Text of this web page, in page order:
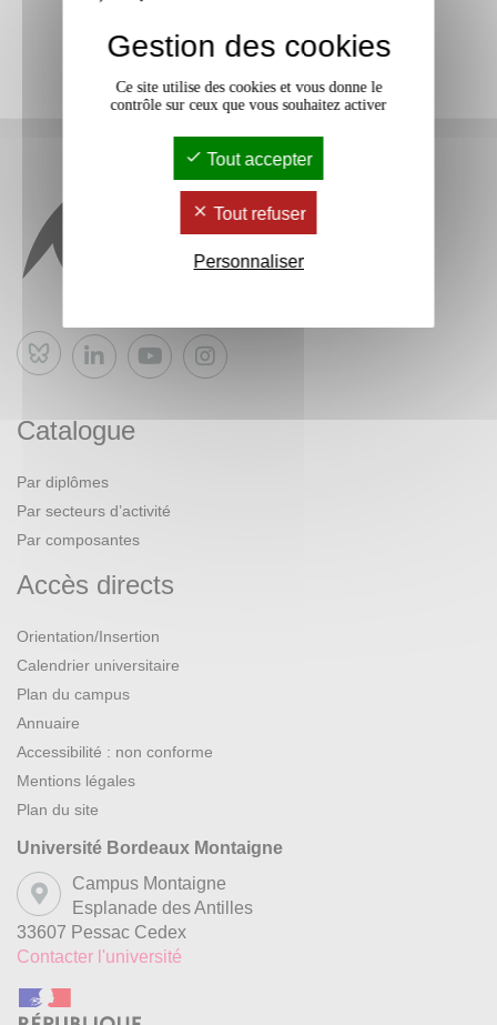
Bluesky
Catalogue
Par diplômes
Par secteurs d’activité
Par composantes
Accès directs
Orientation/Insertion
Calendrier universitaire
Plan du campus
Annuaire
Accessibilité : non conforme
Mentions légales
Plan du site
Université Bordeaux Montaigne
Campus Montaigne
Esplanade des Antilles
33607 Pessac Cedex
Contacter l'université
Gestion des cookies
Ce site utilise des cookies et vous donne le
contrôle sur ceux que vous souhaitez activer
Tout accepter
Tout refuser
Personnaliser